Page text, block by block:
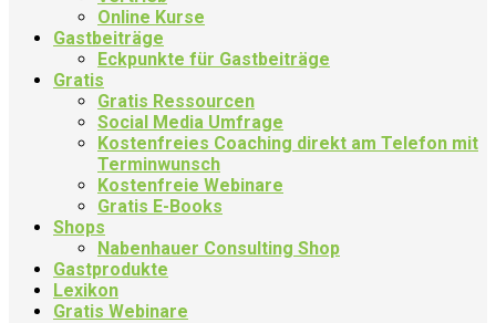
Online Kurse
Gastbeiträge
Eckpunkte für Gastbeiträge
Gratis
Gratis Ressourcen
Social Media Umfrage
Kostenfreies Coaching direkt am Telefon mit
Terminwunsch
Kostenfreie Webinare
Gratis E-Books
Shops
Nabenhauer Consulting Shop
Gastprodukte
Lexikon
Gratis Webinare